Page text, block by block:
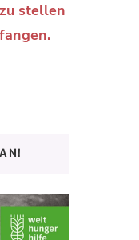
stellen